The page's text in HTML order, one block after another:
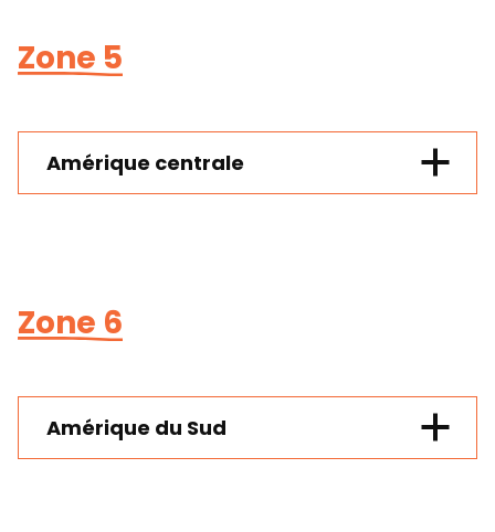
Zone 5
Amérique centrale
Zone 6
Amérique du Sud